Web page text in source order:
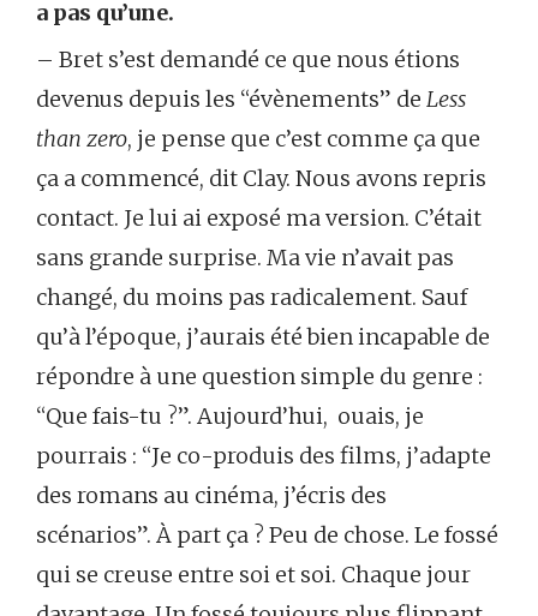
a pas qu’une.
– Bret s’est demandé ce que nous étions
devenus depuis les “évènements” de Less
than zero, je pense que c’est comme ça que
ça a commencé, dit Clay. Nous avons repris
contact. Je lui ai exposé ma version. C’était
sans grande surprise. Ma vie n’avait pas
changé, du moins pas radicalement. Sauf
qu’à l’époque, j’aurais été bien incapable de
répondre à une question simple du genre :
“Que fais-tu ?”. Aujourd’hui, ouais, je
pourrais : “Je co-produis des films, j’adapte
des romans au cinéma, j’écris des
scénarios”. À part ça ? Peu de chose. Le fossé
qui se creuse entre soi et soi. Chaque jour